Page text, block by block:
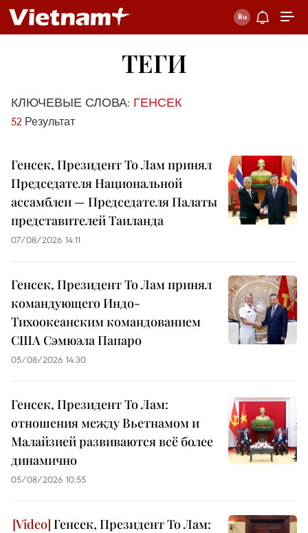
ТЕГИ
КЛЮЧЕВЫЕ СЛОВА: ГЕНСЕК
52 Результат
Генсек, Президент То Лам принял
Председателя Национальной
ассамблеи — Председателя Палаты
представителей Таиланда
07/08/2026 14:11
Генсек, Президент То Лам принял
командующего Индо-
Тихоокеанским командованием
США Сэмюэла Папаро
05/08/2026 14:30
Генсек, Президент То Лам:
отношения между Вьетнамом и
Малайзией развиваются всё более
динамично
05/08/2026 10:55
Генсек, Президент То Лам: